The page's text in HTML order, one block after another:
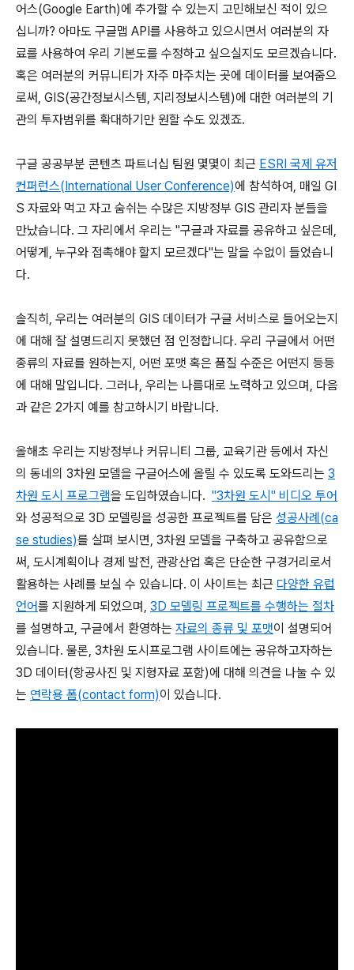
어스(Google Earth)에 추가할 수 있는지 고민해보신 적이 있으
십니까? 아마도 구글맵 API를 사용하고 있으시면서 여러분의 자
료를 사용하여 우리 기본도를 수정하고 싶으실지도 모르겠습니다.
혹은 여러분의 커뮤니티가 자주 마주치는 곳에 데이터를 보여줌으
로써, GIS(공간정보시스템, 지리정보시스템)에 대한 여러분의 기
관의 투자범위를 확대하기만 원할 수도 있겠죠.
구글 공공부분 콘텐츠 파트너십 팀원 몇몇이 최근 ESRI 국제 유저
컨퍼런스(International User Conference)에 참석하여, 매일 GI
S 자료와 먹고 자고 숨쉬는 수많은 지방정부 GIS 관리자 분들을
만났습니다. 그 자리에서 우리는 "구글과 자료를 공유하고 싶은데,
어떻게, 누구와 접촉해야 할지 모르겠다"는 말을 수없이 들었습니
다.
솔직히, 우리는 여러분의 GIS 데이터가 구글 서비스로 들어오는지
에 대해 잘 설명드리지 못했던 점 인정합니다. 우리 구글에서 어떤
종류의 자료를 원하는지, 어떤 포맷 혹은 품질 수준은 어떤지 등등
에 대해 말입니다. 그러나, 우리는 나름대로 노력하고 있으며, 다음
과 같은 2가지 예를 참고하시기 바랍니다.
올해초 우리는 지방정부나 커뮤니티 그룹, 교육기관 등에서 자신
의 동네의 3차원 모델을 구글어스에 올릴 수 있도록 도와드리는 3
차원 도시 프로그램을 도입하였습니다. "3차원 도시" 비디오 투어
와 성공적으로 3D 모델링을 성공한 프로젝트를 담은 성공사례(ca
se studies)를 살펴 보시면, 3차원 모델을 구축하고 공유함으로
써, 도시계획이나 경제 발전, 관광산업 혹은 단순한 구경거리로서
활용하는 사례를 보실 수 있습니다. 이 사이트는 최근 다양한 유럽
언어를 지원하게 되었으며, 3D 모델링 프로젝트를 수행하는 절차
를 설명하고, 구글에서 환영하는 자료의 종류 및 포맷이 설명되어
있습니다. 물론, 3차원 도시프로그램 사이트에는 공유하고자하는
3D 데이터(항공사진 및 지형자료 포함)에 대해 의견을 나눌 수 있
는 연락용 폼(contact form)이 있습니다.